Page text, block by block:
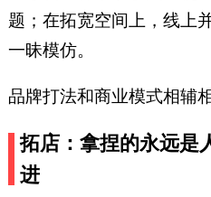
题；在拓宽空间上，线上
一昧模仿。
品牌打法和商业模式相辅
拓店：拿捏的永远是
进